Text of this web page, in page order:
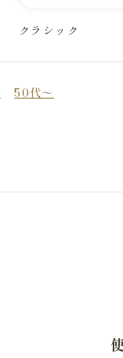
クラシック
50代～